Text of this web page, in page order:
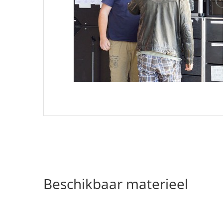
Beschikbaar materieel